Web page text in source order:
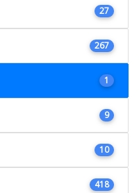
27
267
1
9
10
418